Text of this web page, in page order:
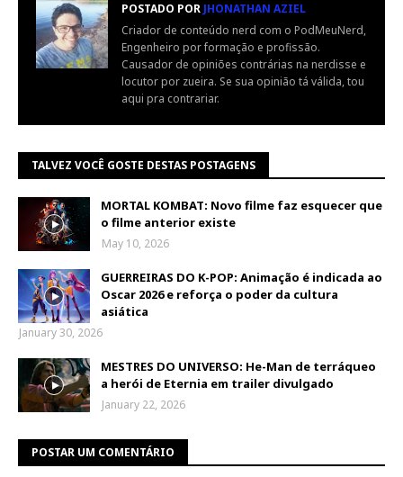
POSTADO POR JHONATHAN AZIEL
Criador de conteúdo nerd com o PodMeuNerd,
Engenheiro por formação e profissão.
Causador de opiniões contrárias na nerdisse e
locutor por zueira. Se sua opinião tá válida, tou
aqui pra contrariar.
TALVEZ VOCÊ GOSTE DESTAS POSTAGENS
MORTAL KOMBAT: Novo filme faz esquecer que
o filme anterior existe
May 10, 2026
GUERREIRAS DO K-POP: Animação é indicada ao
Oscar 2026 e reforça o poder da cultura
asiática
January 30, 2026
MESTRES DO UNIVERSO: He-Man de terráqueo
a herói de Eternia em trailer divulgado
January 22, 2026
POSTAR UM COMENTÁRIO